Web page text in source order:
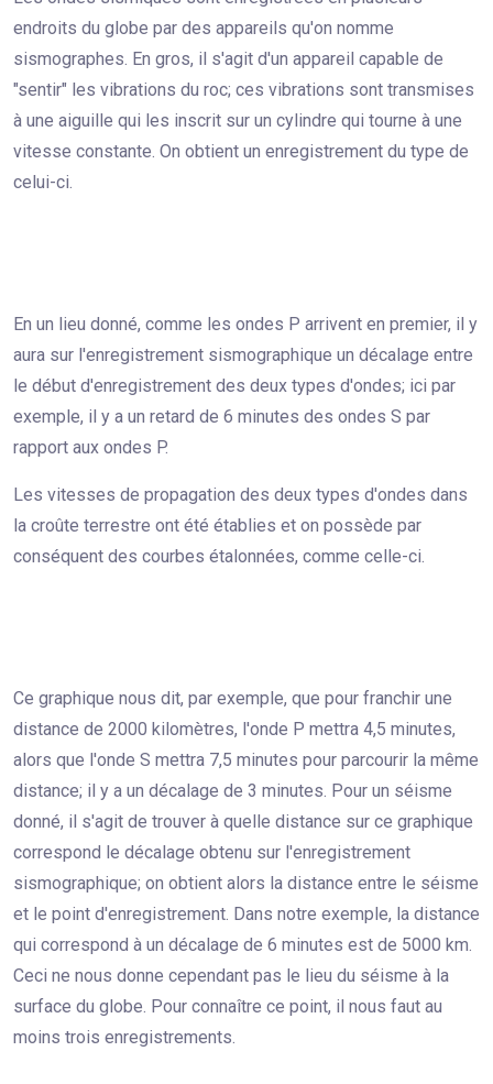
endroits du globe par des appareils qu'on nomme
sismographes. En gros, il s'agit d'un appareil capable de
"sentir" les vibrations du roc; ces vibrations sont transmises
à une aiguille qui les inscrit sur un cylindre qui tourne à une
vitesse constante. On obtient un enregistrement du type de
celui-ci.
En un lieu donné, comme les ondes P arrivent en premier, il y
aura sur l'enregistrement sismographique un décalage entre
le début d'enregistrement des deux types d'ondes; ici par
exemple, il y a un retard de 6 minutes des ondes S par
rapport aux ondes P.
Les vitesses de propagation des deux types d'ondes dans
la croûte terrestre ont été établies et on possède par
conséquent des courbes étalonnées, comme celle-ci.
Ce graphique nous dit, par exemple, que pour franchir une
distance de 2000 kilomètres, l'onde P mettra 4,5 minutes,
alors que l'onde S mettra 7,5 minutes pour parcourir la même
distance; il y a un décalage de 3 minutes. Pour un séisme
donné, il s'agit de trouver à quelle distance sur ce graphique
correspond le décalage obtenu sur l'enregistrement
sismographique; on obtient alors la distance entre le séisme
et le point d'enregistrement. Dans notre exemple, la distance
qui correspond à un décalage de 6 minutes est de 5000 km.
Ceci ne nous donne cependant pas le lieu du séisme à la
surface du globe. Pour connaître ce point, il nous faut au
moins trois enregistrements.